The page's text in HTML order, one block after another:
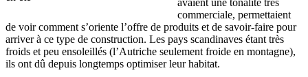
commerciale, permettaient
de voir comment s’oriente l’offre de produits et de savoir-faire pour
arriver à ce type de construction. Les pays scandinaves étant très
froids et peu ensoleillés (l’Autriche seulement froide en montagne),
ils ont dû depuis longtemps optimiser leur habitat.